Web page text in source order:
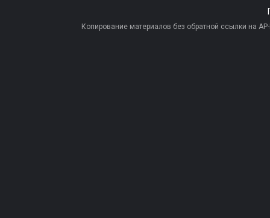
Копирование материалов без обратной ссылки на